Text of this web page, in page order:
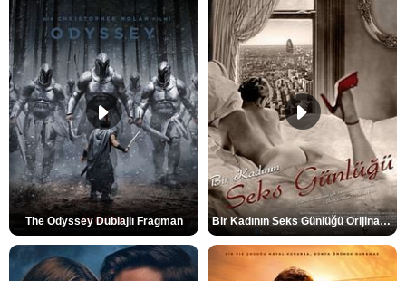
The Odyssey Dublajlı Fragman Bir Kadının Seks Günlüğü Orijinal Fragman